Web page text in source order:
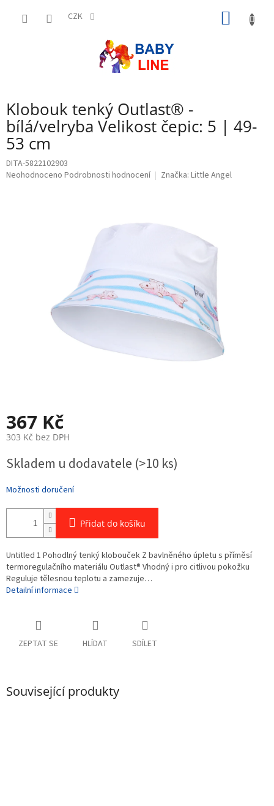
CZK
Klobouk tenký Outlast® -
bílá/velryba Velikost čepic: 5 | 49-
53 cm
DITA-5822102903
Průměrné
Neohodnoceno Podrobnosti hodnocení Značka: Little Angel
367 Kč
303 Kč bez DPH
cena:
Skladem u dodavatele (>10 ks)
Možnosti doručení
Přidat do košíku
Untitled 1 Pohodlný tenký klobouček Z bavlněného úpletu s příměsí
termoregulačního materiálu Outlast® Vhodný i pro citlivou pokožku
Reguluje tělesnou teplotu a zamezuje…
Detailní informace
ZEPTAT SE HLÍDAT SDÍLET
Související produkty